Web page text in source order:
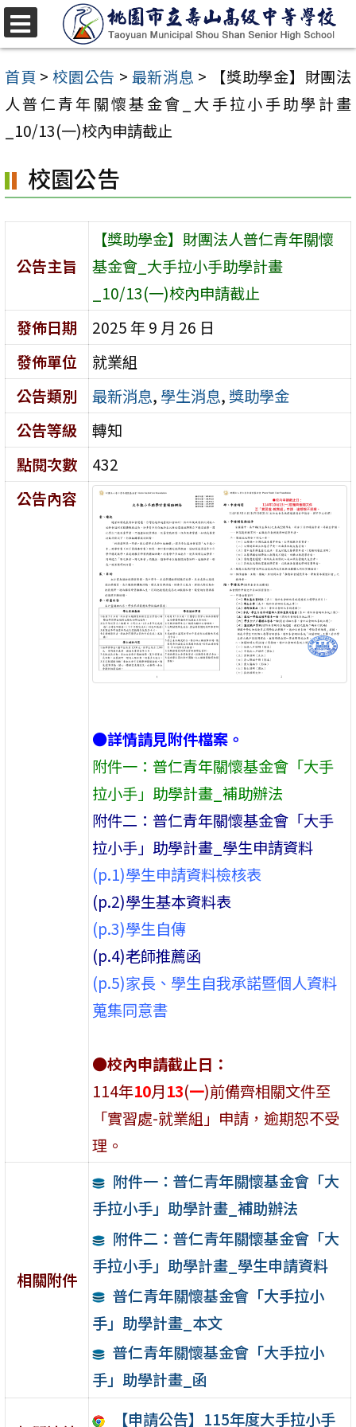
跳
至
主
要
區
首頁 > 校園公告 > 最新消息 >
【獎助學金】財團法
人普仁青年關懷基金會_大手拉小手助學計畫
_10/13(一)校內申請截止
校園公告
公告主旨
【獎助學金】財團法人普仁青年關懷
基金會_大手拉小手助學計畫
_10/13(一)校內申請截止
發佈日期
2025 年 9 月 26 日
發佈單位
就業組
公告類別
最新消息, 學生消息, 獎助學金
公告等級
轉知
點閱次數
432
公告內容
●詳情請見附件檔案。
附件一：普仁青年關懷基金會「大手
拉小手」助學計畫_補助辦法
附件二：普仁青年關懷基金會「大手
拉小手」助學計畫_學生申請資料
(p.1)學生申請資料檢核表
(p.2)學生基本資料表
(p.3)學生自傳
(p.4)老師推薦函
(p.5)家長、學生自我承諾暨個人資料
蒐集同意書
●校內申請截止日：
114年10月13(一)前備齊相關文件至
「實習處-就業組」申請，逾期恕不受
理。
相關附件
附件一：普仁青年關懷基金會「大
手拉小手」助學計畫_補助辦法
附件二：普仁青年關懷基金會「大
手拉小手」助學計畫_學生申請資料
普仁青年關懷基金會「大手拉小
手」助學計畫_本文
普仁青年關懷基金會「大手拉小
手」助學計畫_函
【申請公告】115年度大手拉小手
選
單